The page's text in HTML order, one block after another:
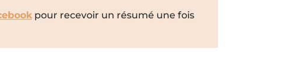
pour recevoir un résumé une fois